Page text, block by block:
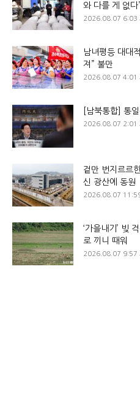
와 다를 게 없다
2026.08.07 6:03
남녀평등 대대
져” 불만
2026.08.07 4:01
[남북통합] 통
2026.08.07 2:01
겉만 번지르르
신 광산에 동원
2026.08.07
‘가을내기’ 빚
로 끼니 때워
2026.08.07 9:57